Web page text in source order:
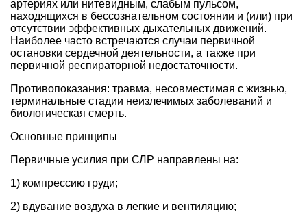
артериях или нитевидным, слабым пульсом,
находящихся в бессознательном состоянии и (или) при
отсутствии эффективных дыхательных движений.
Наиболее часто встречаются случаи первичной
остановки сердечной деятельности, а также при
первичной респираторной недостаточности.
Противопоказания: травма, несовместимая с жизнью,
терминальные стадии неизлечимых заболеваний и
биологическая смерть.
Основные принципы
Первичные усилия при СЛР направлены на:
1) компрессию груди;
2) вдувание воздуха в легкие и вентиляцию;